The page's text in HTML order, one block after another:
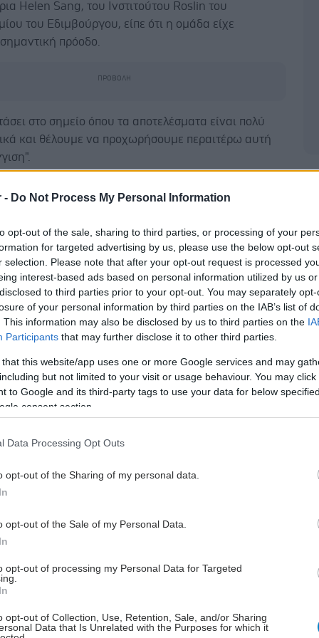
- Do Not Process My Personal Information
opt-out of the sale, sharing to third parties, or processing of your
for targeted advertising by us, please use the below opt-out
selection. Please note that after your opt-out request is processed
interest-based ads based on personal information utilized by us
to third parties prior to your opt-out. You may separately
of your personal information by third parties on the IAB’s list of
This information may also be disclosed by us to third parties on the
Participants that may further disclose it to other third parties.
that this website/app uses one or more Google services and may
but not limited to your visit or usage behaviour. You may
to Google and its third-party tags to use your data for below
consent section.
Data Processing Opt Outs
opt-out of the Sharing of my personal data.
opt-out of the Sale of my Personal Data.
opt-out of processing my Personal Data for Targeted
opt-out of Collection, Use, Retention, Sale, and/or Sharing
Data that Is Unrelated with the Purposes for which it
Helen Sang, του Ινστιτούτου Roslin του
του Εδιμβούργου, είπε ότι η ομάδα είχε
πρόοδο.
στο σημείο όπου τα αποτελέσματα είναι πολύ
και θέλουμε να προχωρήσουμε περαιτέρω αυτή
για την αναπαραγωγή του ιού της γρίπης των
Έκαναν δύο μικρές αλλαγές σε ένα από τα γονίδια
μια τεχνική γνωστή ως γονιδιακή
που προέκυψαν δεν είχαν παρενέργειες μετά από
Είχαν επίσης αυξημένη αντίσταση στη γρίπη των
δεν είχαν πλήρη ανοσία: τα μισά κοτόπουλα που
με υψηλή δόση του ιού εμφάνισαν μόλυνση.
το iatronet.gr στο Discover
διαταραχής
στη Ρόδο: ''Σε ενάμιση χρόνο, το νοσοκομείο θα
'Αμεσα μέτρα για την αντιμετώπιση των